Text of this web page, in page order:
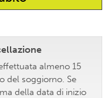
almeno 15
del soggiorno. Se
della data di inizio